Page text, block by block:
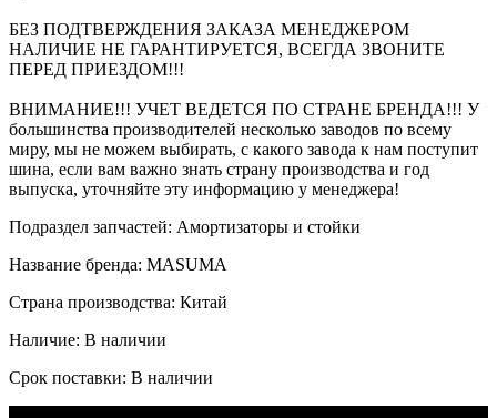
БЕЗ ПОДТВЕРЖДЕНИЯ ЗАКАЗА МЕНЕДЖЕРОМ
НАЛИЧИЕ НЕ ГАРАНТИРУЕТСЯ, ВСЕГДА ЗВОНИТЕ
ПЕРЕД ПРИЕЗДОМ!!!
ВНИМАНИЕ!!! УЧЕТ ВЕДЕТСЯ ПО СТРАНЕ БРЕНДА!!! У
большинства производителей несколько заводов по всему
миру, мы не можем выбирать, с какого завода к нам поступит
шина, если вам важно знать страну производства и год
выпуска, уточняйте эту информацию у менеджера!
Подраздел запчастей: Амортизаторы и стойки
Название бренда: MASUMA
Страна производства: Китай
Наличие: В наличии
Срок поставки: В наличии